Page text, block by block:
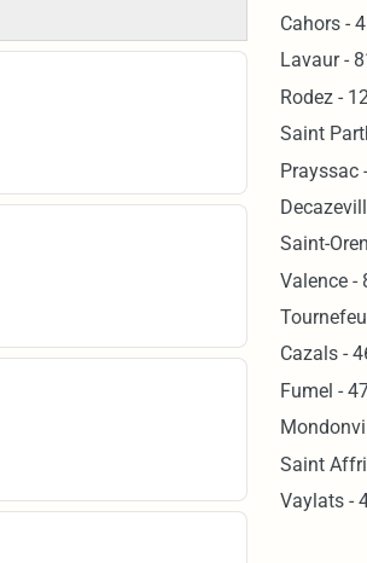
Cahors -
Lavaur -
Rodez -
Saint
Prayssac
Saint-
Valence -
Cazals -
Fumel -
Saint
Vaylats -